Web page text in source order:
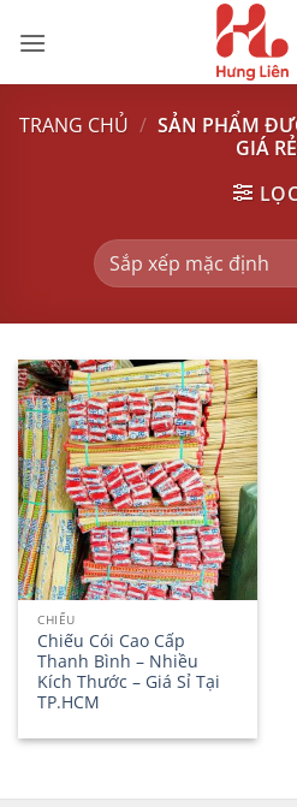
qua
TRANG CHỦ / SẢN PHẨM
GIÁ
CHIẾU
Chiếu Cói Cao Cấp
Thanh Bình – Nhiều
Kích Thước – Giá Sỉ Tại
TP.HCM